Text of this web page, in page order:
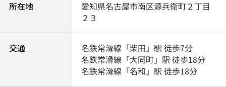
所在地 愛知県名古屋市南区源兵衛町２丁目
２３
交通 名鉄常滑線 「柴田 」駅 徒歩7分
名鉄常滑線 「大同町」駅 徒歩18分
名鉄常滑線 「名和 」駅 徒歩18分